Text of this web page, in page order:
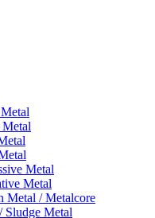
Metal
Metal
Metal / Metalcore
Sludge Metal